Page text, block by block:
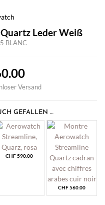
Leder Weiß
BLANC
Versand
GEFALLEN …
CHF590.00
CHF560.00